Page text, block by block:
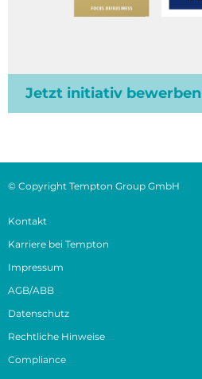
Jetzt initiativ bewerben
© Copyright Tempton Group GmbH
Kontakt
Karriere bei Tempton
Impressum
AGB/ABB
Datenschutz
Rechtliche Hinweise
Compliance